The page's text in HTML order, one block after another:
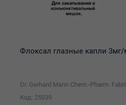
Флоксал глазные капли
Dr. Gerhard Mann Chem.-Pharm.
Код: 25039